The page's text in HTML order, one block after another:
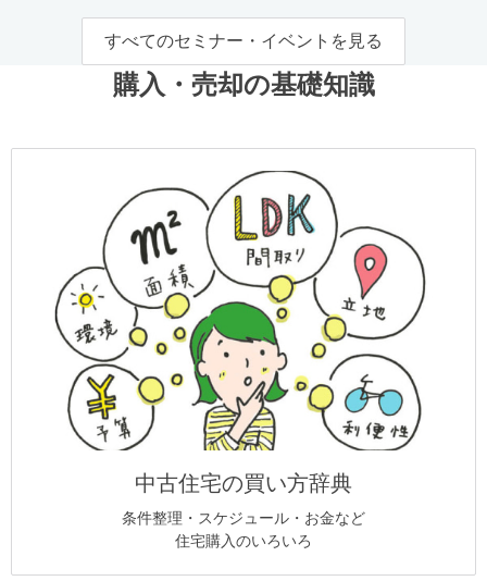
すべてのセミナー・イベントを見る
購入・売却の基礎知識
中古住宅の買い方辞典
条件整理・スケジュール・お金など
住宅購入のいろいろ